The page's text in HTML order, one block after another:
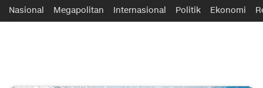
ifakta.co
#pastibenar
Nasional Megapolitan Internasional Politik Ekonomi